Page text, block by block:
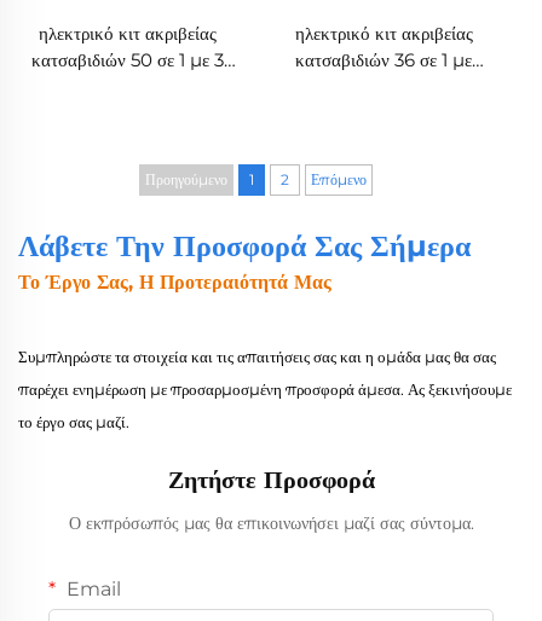
ηλεκτρικό κιτ ακριβείας
κατσαβιδιών 50 σε 1 με 3
ηλεκτρικό κιτ ακριβείας
κατσαβιδιών 36 σε 1 με
Προηγούμενο 1 2 Επόμενο
Λάβετε Την Προσφορά Σας Σήμερα
Το Έργο Σας, Η Προτεραιότητά Μας
Συμπληρώστε τα στοιχεία και τις απαιτήσεις σας και η ομάδα μας θα σας
παρέχει ενημέρωση με προσαρμοσμένη προσφορά άμεσα. Ας ξεκινήσουμε
το έργο σας μαζί.
Ζητήστε Προσφορά
Ο εκπρόσωπός μας θα επικοινωνήσει μαζί σας σύντομα.
Email